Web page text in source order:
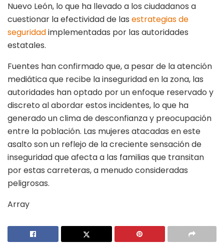
Nuevo León, lo que ha llevado a los ciudadanos a
cuestionar la efectividad de las estrategias de
seguridadimplementadas por las autoridades
estatales.
Fuentes han confirmado que, a pesar de la atención
mediática que recibe la inseguridad en la zona, las
autoridades han optado por un enfoque reservado y
discreto al abordar estos incidentes, lo que ha
generado un clima de desconfianza y preocupación
entre la población. Las mujeres atacadas en este
asalto son un reflejo de la creciente sensación de
inseguridad que afecta a las familias que transitan
por estas carreteras, a menudo consideradas
peligrosas.
Array